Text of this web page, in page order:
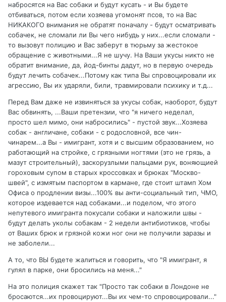
набросятся на Вас собаки и будут кусать - и Вы будете
отбиваться, потом если хозяева угомонят псов, то на Вас
НИКАКОГО внимания не обратят поначалу - будут осматривать
собачек, не сломали ли Вы чего нибудь у них...если сломали -
то вызовут полицию и Вас заберут в тюрьму за жестокое
обращение с животными...Я не шучу. На Ваши укусы никто не
обратит внимание, да, йод-бинты дадут, но в первую очередь
будут лечить собачек...Потому как типа Вы спровоцировали их
агрессию, Вы их ударяли, били, травмировали психику и т.д...
Перед Вам даже не извиняться за укусы собак, наоборот, будут
Вас обвинять, ...Ваши претензии, что "я ничего неделал,
просто шел мимо, они набросились" - пустой звук...Хозяева
собак - англичане, собаки - с родословной, все чин-
чинарем...а Вы - имигрант, хотя и с высшим образованием, но
работающий на стройке, с грязными ногтями (это не грязь, а
мазут строительный), заскорузлыми пальцами рук, воняющией
гороховым супом в старых кроссовках и брюках "Москво-
швей", с измятым паспортом в кармане, где стоит штамп Хом
Офиса о продлении визы...100% вы анти-социальный тип, ЧМО,
которое издевается над собаками...и поделом, что этого
непутевого имигранта покусали собаки и наложили швы -
будут делать уколы собакам - 2 недели антибиотиков, чтобы
от Ваших брюк и грязной кожи ног они не получили заразы и
не заболели...
А то, что ВЫ будете жалиться и говорить, что "Я имигрант, я
гулял в парке, они бросились на меня..."
На это полиция скажет так "Просто так собаки в Лондоне не
бросаются...их провоцируют...Вы их чем-то спровоцировали..."